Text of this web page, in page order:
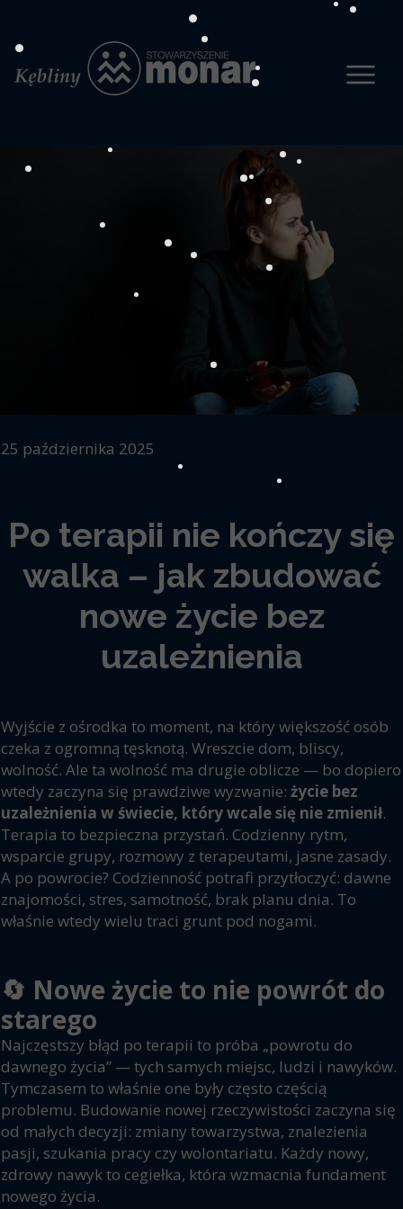
25 października 2025
Po terapii nie kończy się
walka – jak zbudować
nowe życie bez
uzależnienia
Wyjście z ośrodka to moment, na który większość osób
czeka z ogromną tęsknotą. Wreszcie dom, bliscy,
wolność. Ale ta wolność ma drugie oblicze — bo dopiero
wtedy zaczyna się prawdziwe wyzwanie: życie bez
uzależnienia w świecie, który wcale się nie zmienił.
Terapia to bezpieczna przystań. Codzienny rytm,
wsparcie grupy, rozmowy z terapeutami, jasne zasady.
A po powrocie? Codzienność potrafi przytłoczyć: dawne
znajomości, stres, samotność, brak planu dnia. To
właśnie wtedy wielu traci grunt pod nogami.
🔄 Nowe życie to nie powrót do
starego
Najczęstszy błąd po terapii to próba „powrotu do
dawnego życia” — tych samych miejsc, ludzi i nawyków.
Tymczasem to właśnie one były często częścią
problemu. Budowanie nowej rzeczywistości zaczyna się
od małych decyzji: zmiany towarzystwa, znalezienia
pasji, szukania pracy czy wolontariatu. Każdy nowy,
zdrowy nawyk to cegiełka, która wzmacnia fundament
nowego życia.